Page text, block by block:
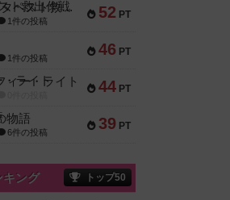
52 PT
Bitter End ブタペスト救出作戦
1件の投稿
46 PT
1件の投稿
44 PT
ィー・ライト
39 PT
物語
6件の投稿
キング トップ50